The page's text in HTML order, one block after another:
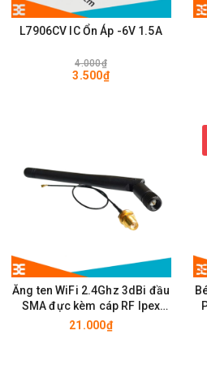
L7906CV IC Ổn Áp -6V 1.5A
4.000₫
3.500₫
Ăng ten WiFi 2.4Ghz 3dBi đầu
SMA đực kèm cáp RF Ipex
10cm
21.000₫